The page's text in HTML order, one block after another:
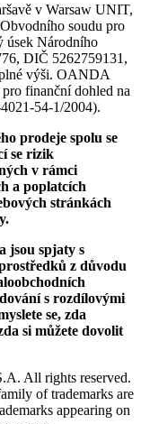
v Warsaw UNIT,
soudu pro
úsek Národního
DIČ 5262759131,
výši. OANDA
finanční dohled na
54-1/2004).
prodeje spolu se
se rizik
v rámci
a poplatcích
stránkách
jsou spjaty s
z důvodu
s rozdílovými
se, zda
si můžete dovolit
All rights reserved.
of trademarks are
appearing on